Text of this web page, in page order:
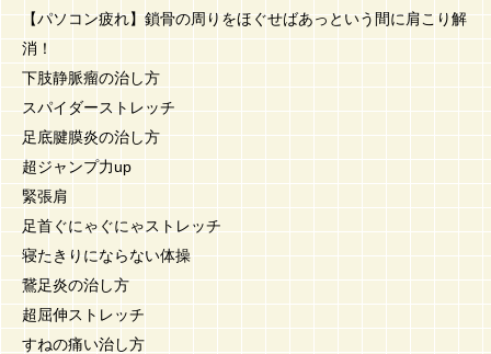
【パソコン疲れ】鎖骨の周りをほぐせばあっという間に肩こり解
消！
下肢静脈瘤の治し方
スパイダーストレッチ
足底腱膜炎の治し方
超ジャンプ力up
緊張肩
足首ぐにゃぐにゃストレッチ
寝たきりにならない体操
鵞足炎の治し方
超屈伸ストレッチ
すねの痛い治し方